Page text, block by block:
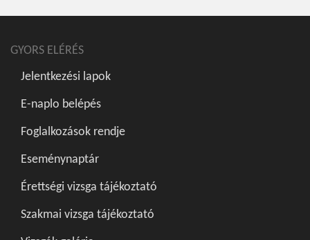
GYORS ELÉRÉS
Jelentkezési lapok
E-naplo belépés
Foglalkozások rendje
Eseménynaptár
Érettségi vizsga tájékoztató
Szakmai vizsga tájékoztató